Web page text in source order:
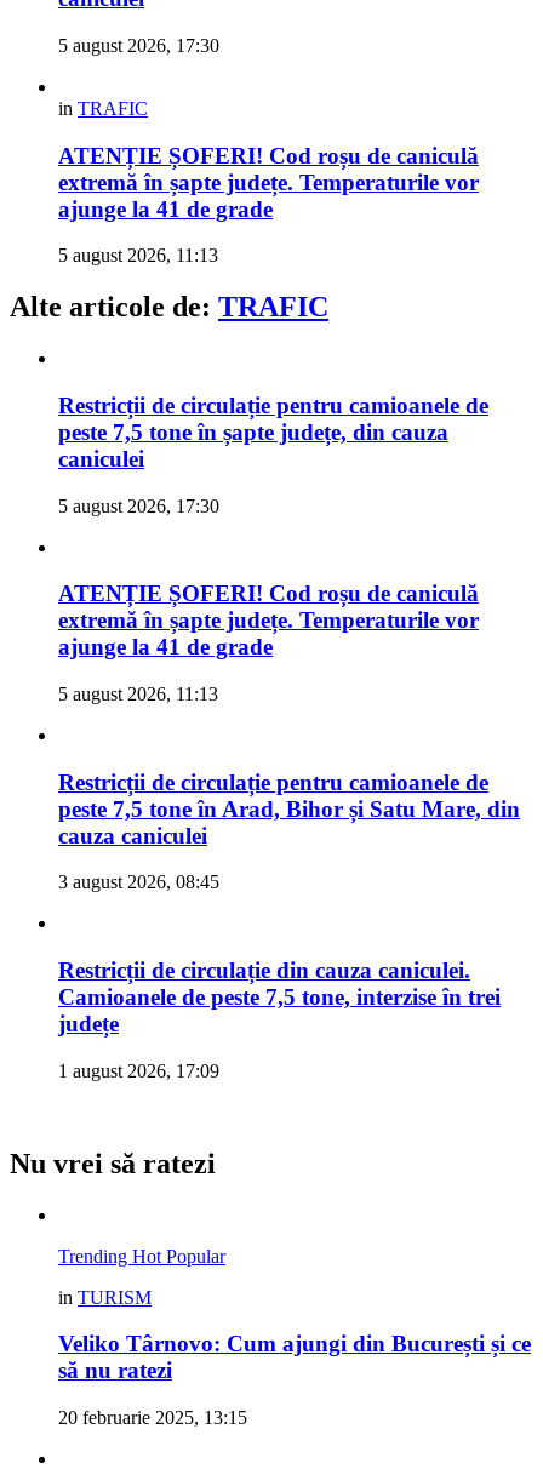
5 august 2026, 17:30
in TRAFIC
ATENȚIE ȘOFERI! Cod roșu de caniculă
extremă în șapte județe. Temperaturile vor
ajunge la 41 de grade
5 august 2026, 11:13
Alte articole de: TRAFIC
Restricții de circulație pentru camioanele de
peste 7,5 tone în șapte județe, din cauza
caniculei
5 august 2026, 17:30
ATENȚIE ȘOFERI! Cod roșu de caniculă
extremă în șapte județe. Temperaturile vor
ajunge la 41 de grade
5 august 2026, 11:13
Restricții de circulație pentru camioanele de
peste 7,5 tone în Arad, Bihor și Satu Mare, din
cauza caniculei
3 august 2026, 08:45
Restricții de circulație din cauza caniculei.
Camioanele de peste 7,5 tone, interzise în trei
județe
1 august 2026, 17:09
Nu vrei să ratezi
Trending Hot Popular
in TURISM
Veliko Târnovo: Cum ajungi din București și ce
să nu ratezi
20 februarie 2025, 13:15